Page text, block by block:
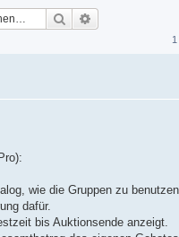
Suche
wie die Gruppen zu
dafür.
bis Auktionsende anzeigt.